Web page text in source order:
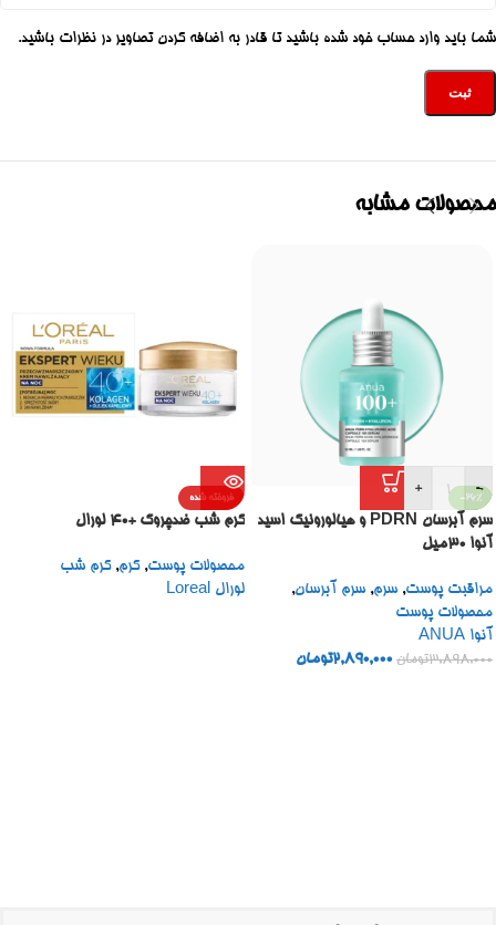
شما باید وارد حساب خود شده باشید تا قادر به اضافه کردن تصاویر در نظرات باشید.
محصولات مشابه
-26%
-
+
سرم آبرسان PDRN و هیالورونیک اسید
آنوا 30میل
مراقبت پوست, سرم, سرم آبرسان,
محصولات پوست
آنوا ANUA
3,898,000تومان 2,890,000تومان
فروخته شده
کرم شب ضدچروک +40 لورال
محصولات پوست, کرم, کرم شب
لورال Loreal